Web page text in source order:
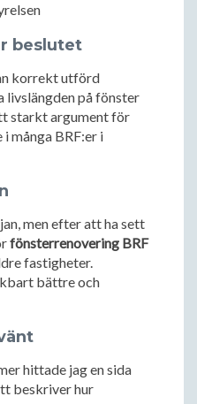
beslutet
korrekt utförd
på fönster
starkt argument för
många BRF:er i
men efter att ha sett
fönsterrenovering BRF
fastigheter.
bättre och
hittade jag en sida
beskriver hur